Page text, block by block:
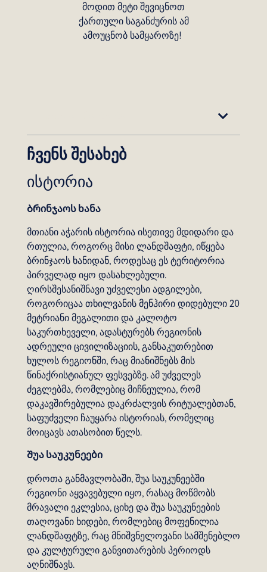
მოდით მეტი შევიცნოთ
ქართული საგანძურის ამ
ამოუცნობ სამყაროზე!
ჩვენს შესახებ
ისტორია
Ბრინჯაოს ხანა
მთიანი აჭარის ისტორია ისეთივე მდიდარი და
რთულია, როგორც მისი ლანდშაფტი, იწყება
ბრინჯაოს ხანიდან, როდესაც ეს ტერიტორია
პირველად იყო დასახლებული.
ღირსშესანიშნავი უძველესი ადგილები,
როგორიცაა თხილვანის მენჰირი დიდებული 20
მეტრიანი მეგალითი და კალოტო
საკურთხეველი, ადასტურებს რეგიონის
ადრეული ცივილიზაციის, განსაკუთრებით
ხულოს რეგიონში, რაც მიანიშნებს მის
წინაქრისტიანულ ფესვებზე. ამ უძველეს
ძეგლებმა, რომლებიც მიჩნეულია, რომ
დაკავშირებულია დაკრძალვის რიტუალებთან,
საფუძველი ჩაუყარა ისტორიას, რომელიც
მოიცავს ათასობით წელს.
Შუა საუკუნეები
დროთა განმავლობაში, შუა საუკუნეებში
რეგიონი აყვავებული იყო, რასაც მოწმობს
მრავალი ეკლესია, ციხე და შუა საუკუნეების
თაღოვანი ხიდები, რომლებიც მოფენილია
ლანდშაფტზე, რაც მნიშვნელოვანი სამშენებლო
და კულტურული განვითარების პერიოდს
აღნიშნავს.